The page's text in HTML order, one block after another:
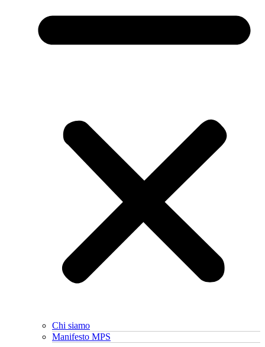
Chi siamo
Manifesto MPS